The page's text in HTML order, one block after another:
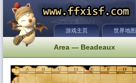
游戏主页 世界地图
Area — Beadeaux